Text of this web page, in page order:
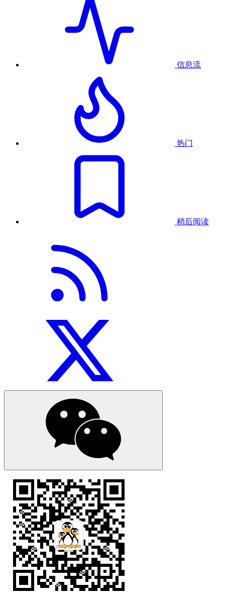
信息流
热门
稍后阅读